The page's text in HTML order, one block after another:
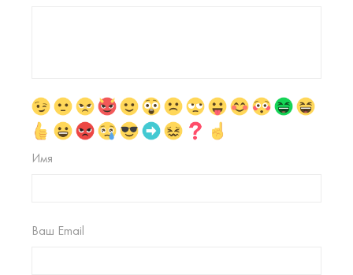
Имя
Ваш Email